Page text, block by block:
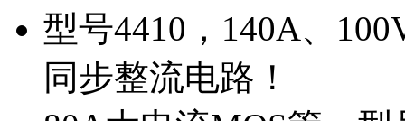
型号4410，140A、
同步整流电路！